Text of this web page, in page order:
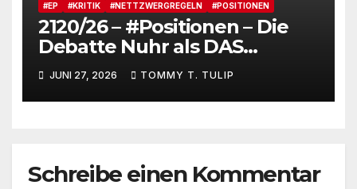
#EP #KRITIK #NETTZWERGREGELN #POSITIONEN
2120/26 – #Positionen – Die
Debatte Nuhr als DAS
Shitbürgerthema des
Internets – 36° Grad, es wird
noch heißer #Tageslied
JUNI 27, 2026 TOMMY T. TULIP
Schreibe einen Kommentar